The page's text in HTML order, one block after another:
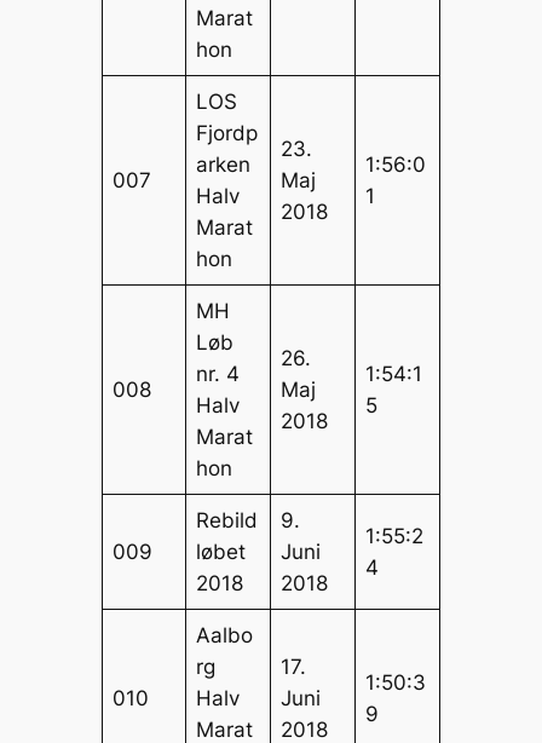
Marat
hon
007
LOS
Fjordp
arken
Halv
Marat
hon
23.
Maj
2018
1:56:0
1
008
MH
Løb
nr. 4
Halv
Marat
hon
26.
Maj
2018
1:54:1
5
009
Rebild
løbet
2018
9.
Juni
2018
1:55:2
4
010
Aalbo
rg
Halv
Marat
17.
Juni
2018
1:50:3
9